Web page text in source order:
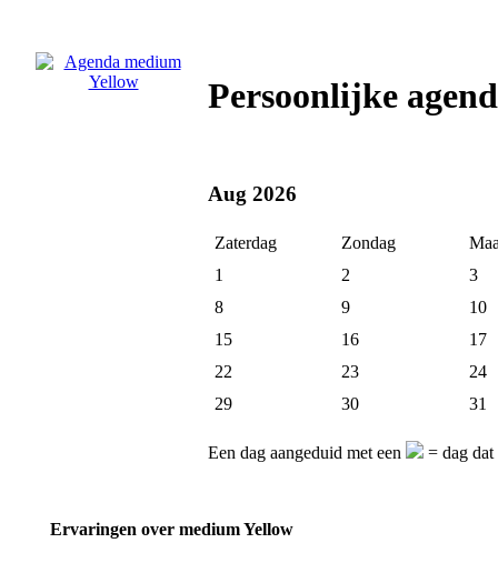
Persoonlijke
Aug 2026
Zaterdag Zondag
1
2
3
8
9
10
15
16
17
22
23
24
29
30 31
Een dag aangeduid met een = dag
Ervaringen over medium Yellow